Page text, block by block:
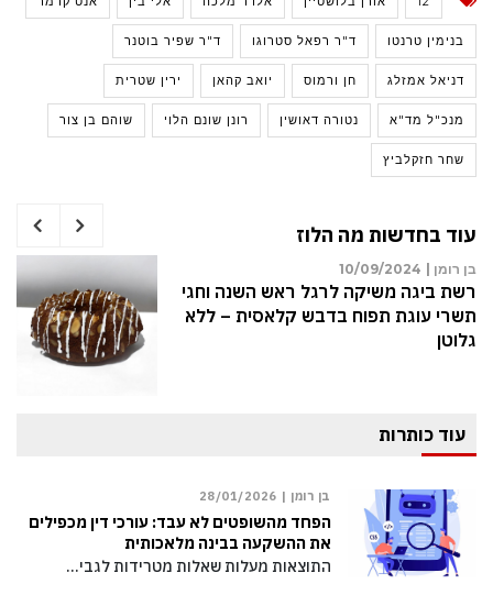
בנימין טרנטו ד"ר רפאל סטרוגו ד"ר שפיר בוטנר
דניאל אמזלג חן ורמוס יואב קהאן ירין שטרית
מנכ"ל מד"א נטורה דאושין רונן שונם הלוי שוהם בן צור
שחר חזקלביץ
עוד בחדשות מה הלוז
באירוע אלימות
רשת ביגה משיקה לרגל
תשרי עוגת תפוח בדבש
עוד כותרות
בן רומן | 28/01/2026
הפחד מהשופטים לא עבד: עורכי דין מכפילים
את ההשקעה בבינה מלאכותית
התוצאות מעלות שאלות מטרידות לגבי…